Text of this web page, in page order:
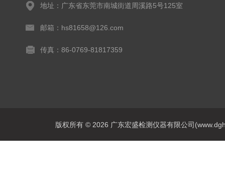
地址：广东省东莞市南城街道周溪路5号125室
邮箱：hs81658@126.com
传真：86-0769-81817359
版权所有 © 2026 广东宏盛检测仪器有限公司